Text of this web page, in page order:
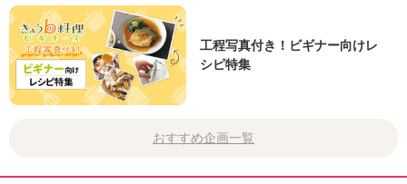
工程写真付き！ビギナー向けレ
シピ特集
おすすめ企画一覧